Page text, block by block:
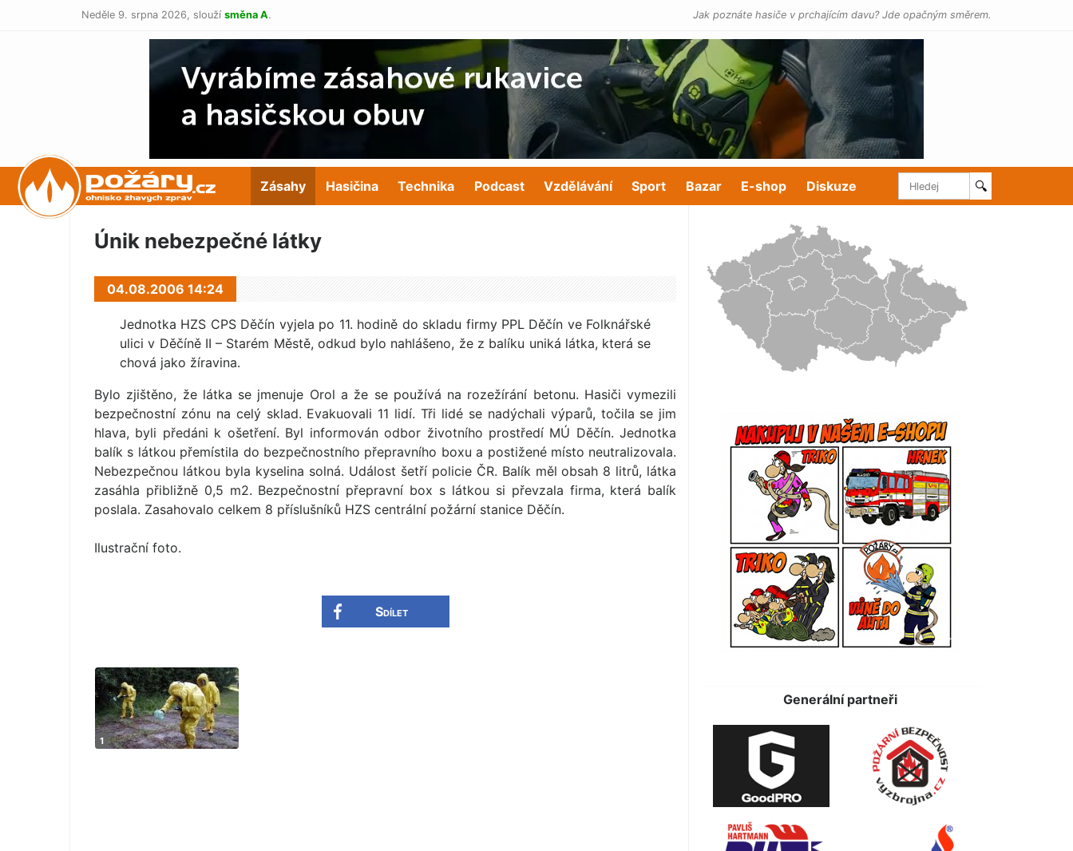
Neděle 9. srpna 2026, slouží směna A. Jak poznáte hasiče v prchajícím davu? Jde opačným směrem.
POŽÁRY.cz Zásahy Hasičina Technika Podcast Vzdělávání Sport Bazar E-shop Diskuze 🔍
Únik nebezpečné látky
04.08.2006 14:24
Jednotka HZS CPS Děčín vyjela po 11. hodině do skladu firmy PPL Děčín ve Folknářské
ulici v Děčíně II – Starém Městě, odkud bylo nahlášeno, že z balíku uniká látka, která se
chová jako žíravina.
Bylo zjištěno, že látka se jmenuje Orol a že se používá na rozežírání betonu. Hasiči vymezili
bezpečnostní zónu na celý sklad. Evakuovali 11 lidí. Tři lidé se nadýchali výparů, točila se jim
hlava, byli předáni k ošetření. Byl informován odbor životního prostředí MÚ Děčín. Jednotka
balík s látkou přemístila do bezpečnostního přepravního boxu a postižené místo neutralizovala.
Nebezpečnou látkou byla kyselina solná. Událost šetří policie ČR. Balík měl obsah 8 litrů, látka
zasáhla přibližně 0,5 m2. Bezpečnostní přepravní box s látkou si převzala firma, která balík
poslala. Zasahovalo celkem 8 příslušníků HZS centrální požární stanice Děčín.
Ilustrační foto.
Sdílet
Generální partneři